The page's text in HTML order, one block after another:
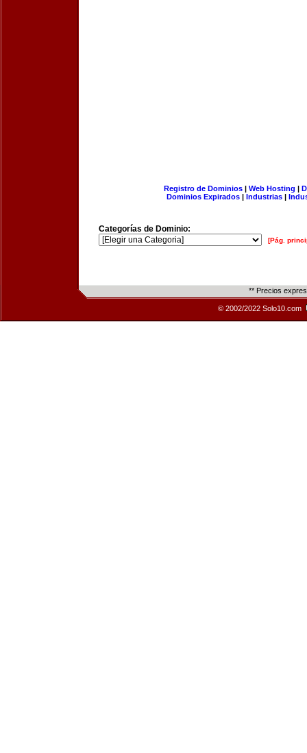
Registro de Dominios| Web Hosting |
Dominios Expirados | Industrias |
Categorías de Dominio:
[Pág.
** Precios
© 2002/2022 Solo10.com